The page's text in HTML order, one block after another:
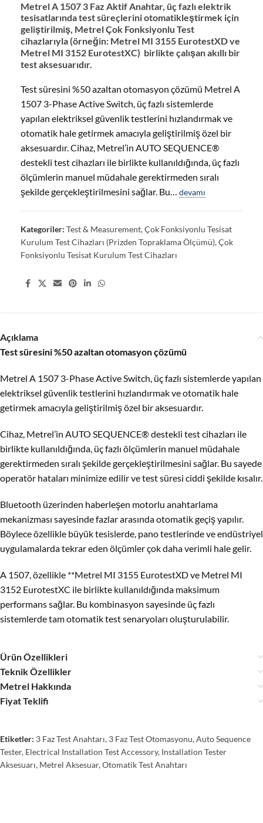
Metrel A 1507 3 Faz Aktif Anahtar, üç fazlı elektrik
tesisatlarında test süreçlerini otomatikleştirmek için
geliştirilmiş, Metrel Çok Fonksiyonlu Test
cihazlarıyla (örneğin: Metrel MI 3155 EurotestXD ve
Metrel MI 3152 EurotestXC) birlikte çalışan akıllı bir
test aksesuarıdır.
Test süresini %50 azaltan otomasyon çözümü Metrel A
1507 3-Phase Active Switch, üç fazlı sistemlerde
yapılan elektriksel güvenlik testlerini hızlandırmak ve
otomatik hale getirmek amacıyla geliştirilmiş özel bir
aksesuardır. Cihaz, Metrel’in AUTO SEQUENCE®
destekli test cihazları ile birlikte kullanıldığında, üç fazlı
ölçümlerin manuel müdahale gerektirmeden sıralı
şekilde gerçekleştirilmesini sağlar. Bu… devamı
Kategoriler: Test & Measurement,Çok Fonksiyonlu Tesisat
Kurulum Test Cihazları (Prizden Topraklama Ölçümü),Çok
Fonksiyonlu Tesisat Kurulum Test Cihazları
Share:
Açıklama
Test süresini %50 azaltan otomasyon çözümü
Metrel A 1507 3-Phase Active Switch, üç fazlı sistemlerde yapılan
elektriksel güvenlik testlerini hızlandırmak ve otomatik hale
getirmek amacıyla geliştirilmiş özel bir aksesuardır.
Cihaz, Metrel’in AUTO SEQUENCE® destekli test cihazları ile
birlikte kullanıldığında, üç fazlı ölçümlerin manuel müdahale
gerektirmeden sıralı şekilde gerçekleştirilmesini sağlar. Bu sayede
operatör hataları minimize edilir ve test süresi ciddi şekilde kısalır.
Bluetooth üzerinden haberleşen motorlu anahtarlama
mekanizması sayesinde fazlar arasında otomatik geçiş yapılır.
Böylece özellikle büyük tesislerde, pano testlerinde ve endüstriyel
uygulamalarda tekrar eden ölçümler çok daha verimli hale gelir.
A 1507, özellikle **Metrel MI 3155 EurotestXD ve Metrel MI
3152 EurotestXC ile birlikte kullanıldığında maksimum
performans sağlar. Bu kombinasyon sayesinde üç fazlı
sistemlerde tam otomatik test senaryoları oluşturulabilir.
Ürün Özellikleri
Teknik Özellikler
Metrel Hakkında
Fiyat Teklifi
Etiketler: 3 Faz Test Anahtarı, 3 Faz Test Otomasyonu,Auto Sequence
Tester, Electrical Installation Test Accessory, Installation Tester
Aksesuarı, Metrel Aksesuar,Otomatik Test Anahtarı